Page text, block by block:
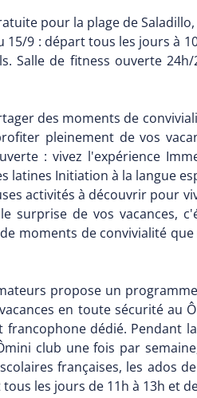
pour la plage de
9 : départ tous les jours à
Salle de fitness ouverte
des moments de
pleinement de vos
: vivez l'expérience
latines Initiation à la langue
activités à découvrir pour
surprise de vos vacances,
moments de convivialité
propose un
en toute sécurité au
francophone dédié. Pendant
club une fois par
françaises, les ados
les jours de 11h à 13h et